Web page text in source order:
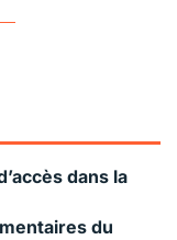
dans la
du